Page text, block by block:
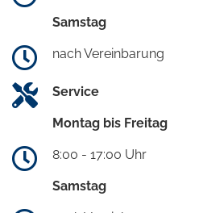
Samstag
nach Vereinbarung
Service
Montag bis Freitag
8:00 - 17:00 Uhr
Samstag